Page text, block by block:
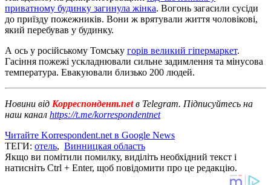
приватному будинку загинула жінка. Вогонь загасили сусіди
до приїзду пожежників. Вони ж врятували життя чоловікові,
який перебував у будинку.
А ось у російському Томську горів великий гіпермаркет.
Гасіння пожежі ускладнювали сильне задимлення та мінусова
температура. Евакуювали близько 200 людей.
Новини від Корреспондент.netв Telegram. Підписуйтесь на
наш канал https://t.me/korrespondentnet
Читайте Korrespondent.net в Google News
ТЕГИ: отель, Винницкая область
Якщо ви помітили помилку, виділіть необхідний текст і
натисніть Ctrl + Enter, щоб повідомити про це редакцію.